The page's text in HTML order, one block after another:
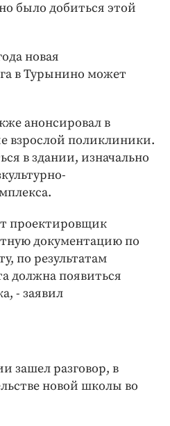
было добиться этой
новая
в Турынино может
анонсировал в
взрослой поликлиники.
в здании, изначально
проектировщик
документацию по
по результатам
должна появиться
- заявил
зашел разговор, в
новой школы во